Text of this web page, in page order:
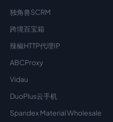
独角兽SCRM
跨境百宝箱
辣椒HTTP代理IP
ABCProxy
Vidau
DuoPlus云手机
Spandex Material Wholesale​